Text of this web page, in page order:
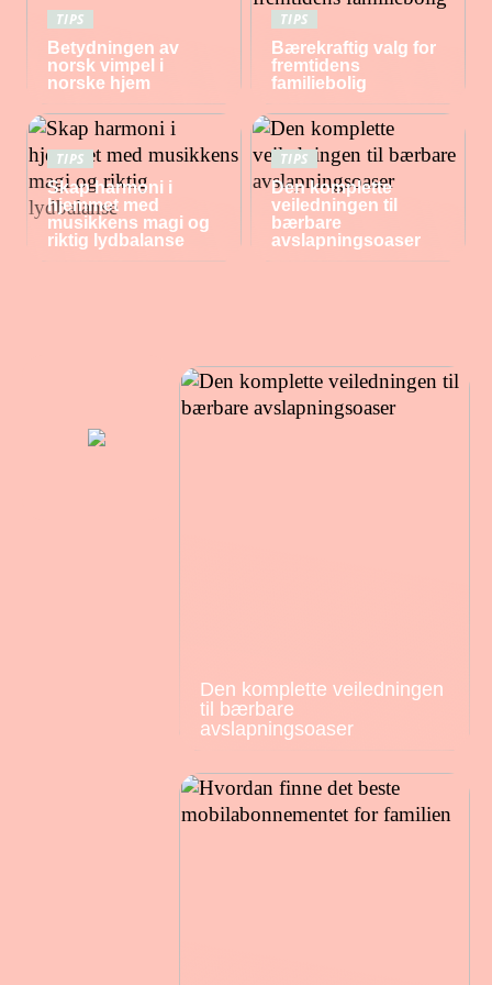
TIPS
Betydningen av
norsk vimpel i
norske hjem
TIPS
Bærekraftig valg for
fremtidens
familiebolig
TIPS
Skap harmoni i
hjemmet med
musikkens magi og
riktig lydbalanse
TIPS
Den komplette
veiledningen til
bærbare
avslapningsoaser
Den komplette veiledningen
til bærbare
avslapningsoaser